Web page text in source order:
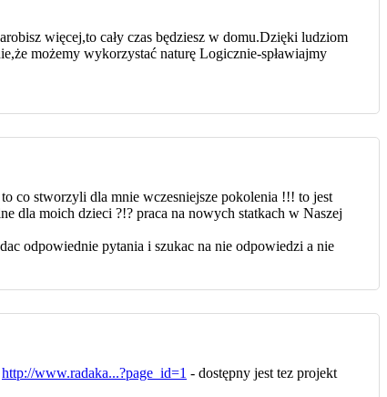
więcej,to cały czas będziesz w domu.Dzięki ludziom
możemy wykorzystać naturę Logicznie-spławiajmy
co stworzyli dla mnie wczesniejsze pokolenia !!! to jest
dla moich dzieci ?!? praca na nowych statkach w Naszej
odpowiednie pytania i szukac na nie odpowiedzi a nie
http://www.radaka...?page_id=1 - dostępny jest tez projekt